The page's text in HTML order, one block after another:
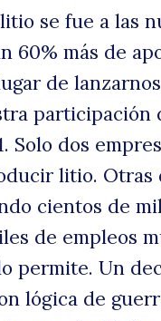
Buscar
se fue a las
60% más de
de
participación
Solo dos
litio. Otras
cientos de
de empleos
permite. Un
lógica de